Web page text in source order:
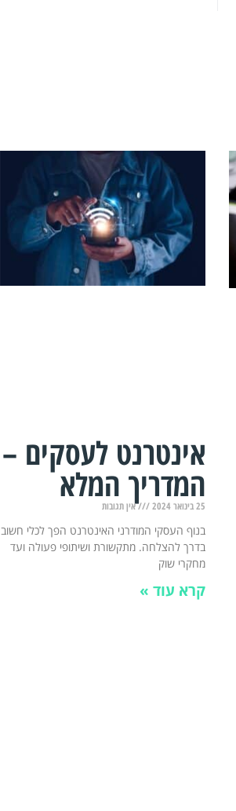
אינטרנט לעסקים –
המדריך המלא
25 בינואר 2024 אין תגובות
בנוף העסקי המודרני האינטרנט הפך לכלי חשוב
בדרך להצלחה. מתקשורת ושיתופי פעולה ועד
מחקרי שוק
קרא עוד »